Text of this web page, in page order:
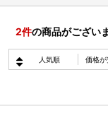
2件の商品がござい
人気順 価格が